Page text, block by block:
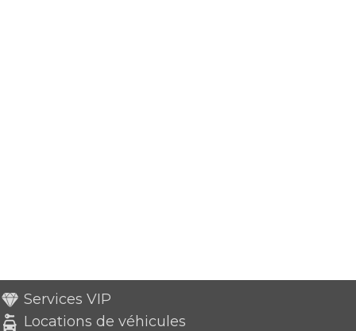
Services VIP
Locations de véhicules